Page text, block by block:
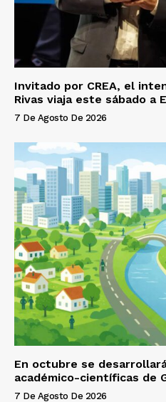
Invitado por CREA, el
Rivas viaja este sábado a
7 De Agosto De 2026
En octubre se
académico-científicas de
7 De Agosto De 2026